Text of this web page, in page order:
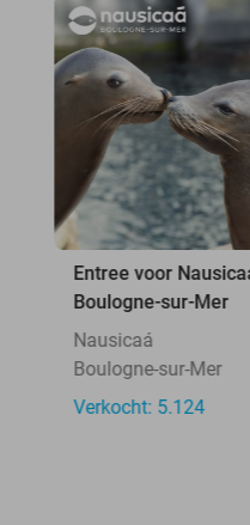
Entree voor
Boulogne-sur-Mer
Nausicaá
Boulogne-sur-Mer
Verkocht: 5.124